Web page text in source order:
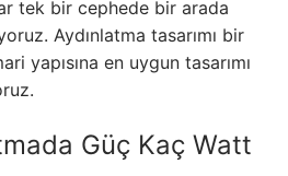
tek bir cephede bir arada
Aydınlatma tasarımı bir
yapısına en uygun tasarımı
Güç Kaç Watt